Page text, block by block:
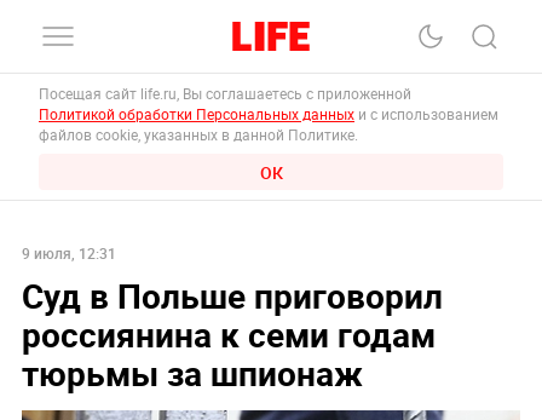
Посещая сайт life.ru, Вы соглашаетесь с приложенной
Политикой обработки Персональных данных и с использованием
файлов cookie, указанных в данной Политике.
ОК
9 июля, 12:31
Суд в Польше приговорил
россиянина к семи годам
тюрьмы за шпионаж